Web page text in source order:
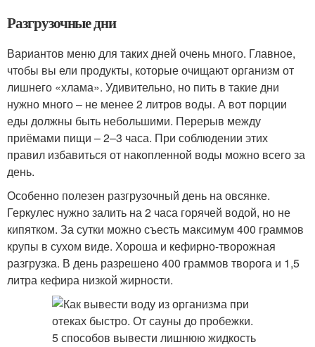
Разгрузочные дни
Вариантов меню для таких дней очень много. Главное,
чтобы вы ели продукты, которые очищают организм от
лишнего «хлама». Удивительно, но пить в такие дни
нужно много – не менее 2 литров воды. А вот порции
еды должны быть небольшими. Перерыв между
приёмами пищи – 2–3 часа. При соблюдении этих
правил избавиться от накопленной воды можно всего за
день.
Особенно полезен разгрузочный день на овсянке.
Геркулес нужно залить на 2 часа горячей водой, но не
кипятком. За сутки можно съесть максимум 400 граммов
крупы в сухом виде. Хороша и кефирно-творожная
разгрузка. В день разрешено 400 граммов творога и 1,5
литра кефира низкой жирности.